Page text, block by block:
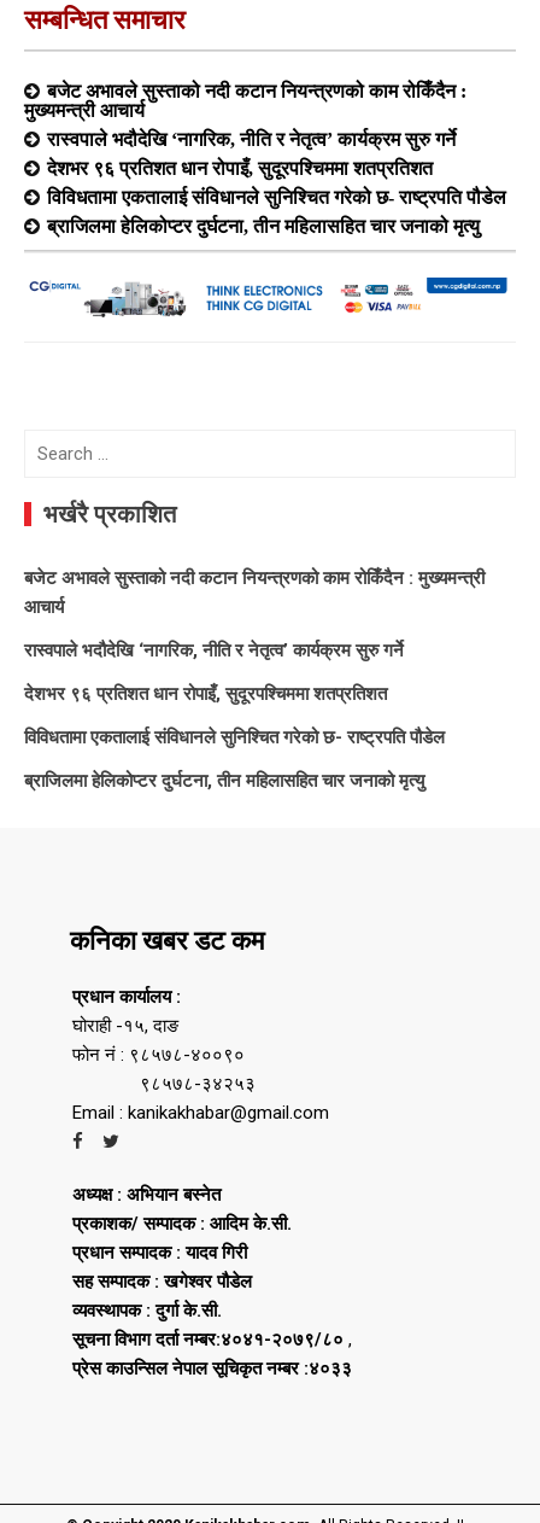
सम्बन्धित समाचार
बजेट अभावले सुस्ताको नदी कटान नियन्त्रणको काम रोकिँदैन :
मुख्यमन्त्री आचार्य
रास्वपाले भदौदेखि ‘नागरिक, नीति र नेतृत्व’ कार्यक्रम सुरु गर्ने
देशभर ९६ प्रतिशत धान रोपाइँ, सुदूरपश्चिममा शतप्रतिशत
विविधतामा एकतालाई संविधानले सुनिश्चित गरेको छ- राष्ट्रपति पौडेल
ब्राजिलमा हेलिकोप्टर दुर्घटना, तीन महिलासहित चार जनाको मृत्यु
Search
भर्खरै प्रकाशित
बजेट अभावले सुस्ताको नदी कटान नियन्त्रणको काम रोकिँदैन : मुख्यमन्त्री
आचार्य
रास्वपाले भदौदेखि ‘नागरिक, नीति र नेतृत्व’ कार्यक्रम सुरु गर्ने
देशभर ९६ प्रतिशत धान रोपाइँ, सुदूरपश्चिममा शतप्रतिशत
विविधतामा एकतालाई संविधानले सुनिश्चित गरेको छ- राष्ट्रपति पौडेल
ब्राजिलमा हेलिकोप्टर दुर्घटना, तीन महिलासहित चार जनाको मृत्यु
कनिका खबर डट कम
प्रधान कार्यालय :
घोराही -१५, दाङ
फोन नं : ९८५७८-४००९०
९८५७८-३४२५३
Email : kanikakhabar@gmail.com
अध्यक्ष : अभियान बस्नेत
प्रकाशक/ सम्पादक : आदिम के.सी.
प्रधान सम्पादक : यादव गिरी
सह सम्पादक : खगेश्वर पौडेल
व्यवस्थापक : दुर्गा के.सी.
सूचना विभाग दर्ता नम्बर:४०४१-२०७९/८० ,
प्रेस काउन्सिल नेपाल सूचिकृत नम्बर :४०३३